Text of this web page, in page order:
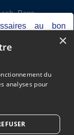
Bons
Carte
au bon
permettant de
expérience.
tout moment.
des données
×
du
analyses pour